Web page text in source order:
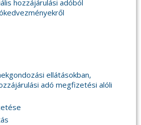
hozzájárulási adóból
ellátásokban,
adó megfizetési alóli